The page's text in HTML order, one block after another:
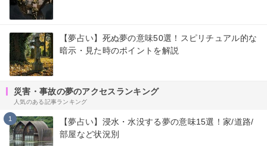
【夢占い】死ぬ夢の意味50選！スピリチュアル的な
暗示・見た時のポイントを解説
災害・事故の夢のアクセスランキング
人気のある記事ランキング
1
【夢占い】浸水・水没する夢の意味15選！家/道路/
部屋など状況別